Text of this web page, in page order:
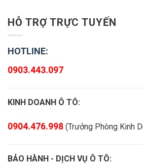
HỖ TRỢ TRỰC TUYẾN
HOTLINE:
0903.443.097
KINH DOANH Ô TÔ:
0904.476.998 (Trưởng Phòng Kinh
BẢO HÀNH - DỊCH VỤ Ô TÔ: